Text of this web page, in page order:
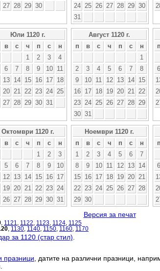
27 28 29 30
24
25 26 27 28 29 30
31
Юли 1120 г.
в с ч п с
н
1
2 3
4
6 7 8 9 10
11
13 14 15 16 17
18
20 21 22 23 24
25
27 28 29 30 31
Август 1120 г.
п
в с ч п с
н
1
2
3 4 5 6 7
8
9
10 11 12 13 14
15
16
17 18 19 20 21
22
23
24 25 26 27 28
29
30 31
п
6
Октомври 1120 г.
в с ч п с
н
1
2
3
5 6 7 8 9
10
12 13 14 15 16
17
19 20 21 22 23
24
26 27 28 29 30 31
Ноември 1120 г.
п
в с ч п с
н
1
2 3 4 5 6
7
8
9 10 11 12 13
14
15
16 17 18 19 20
21
22
23 24 25 26 27
28
29 30
п
6
Версия за печат
1121 1122 1123 1124 1125
1130 1140 1150 1160 1170
за 1120 (стар стил)
празници , датите на различни празници,